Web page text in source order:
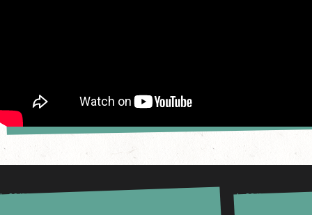
le 20/06/2018 le 20/07/2017